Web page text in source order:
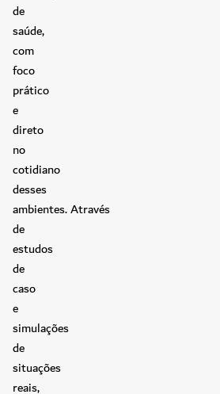
de
saúde,
com
foco
prático
e
direto
no
cotidiano
desses
ambientes. Através
de
estudos
de
caso
e
simulações
de
situações
reais,